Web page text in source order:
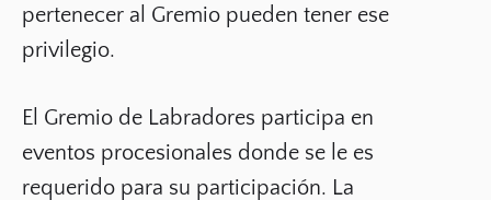
pertenecer al Gremio pueden tener ese
privilegio.
El Gremio de Labradores participa en
eventos procesionales donde se le es
requerido para su participación. La